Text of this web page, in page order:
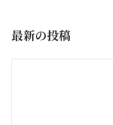
最新の投稿